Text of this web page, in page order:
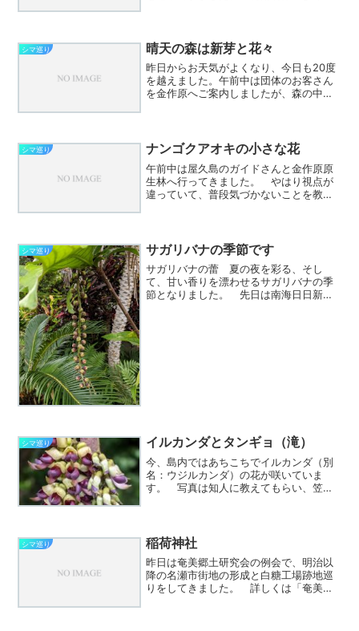
の台風による塩...
シマ巡り 晴天の森は新芽と花々
昨日からお天気がよくなり、今日も20度
を越えました。午前中は団体のお客さん
を金作原へご案内しましたが、森の中も
植物トイレ休憩で立ち...
シマ巡り ナンゴクアオキの小さな花
午前中は屋久島のガイドさんと金作原原
生林へ行ってきました。 やはり視点が
違っていて、普段気づかないことを教え
ゴクアオキの花。送信者 シ...
シマ巡り サガリバナの季節です
サガリバナの蕾 夏の夜を彩る、そし
て、甘い香りを漂わせるサガリバナの季
節となりました。 先日は南海日日新聞
シマ巡り イルカンダとタンギョ（滝）
今、島内ではあちこちでイルカンダ（別
名：ウジルカンダ）の花が咲いていま
す。 写真は知人に教えてもらい、笠利
い。 他には一番有名...
シマ巡り 稲荷神社
昨日は奄美郷土研究会の例会で、明治以
降の名瀬市街地の形成と白糖工場跡地巡
りをしてきました。 詳しくは「奄美学